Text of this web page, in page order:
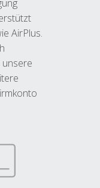
AirPlus.
unsere